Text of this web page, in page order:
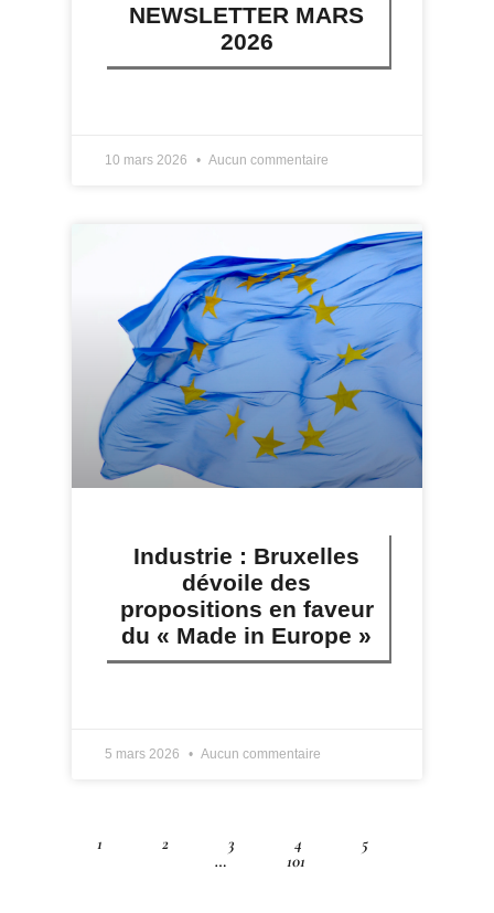
NEWSLETTER MARS
2026
10 mars 2026 Aucun commentaire
Industrie : Bruxelles
dévoile des
propositions en faveur
du « Made in Europe »
5 mars 2026 Aucun commentaire
1 2 3 4
5
…
101